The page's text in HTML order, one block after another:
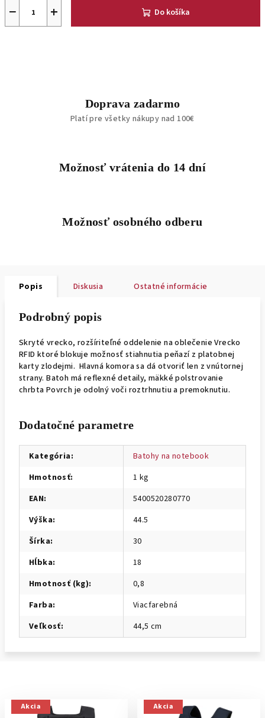
+
− Do košíka
Doprava zadarmo
Platí pre všetky nákupy nad 100€
Možnosť vrátenia do 14 dní
Možnosť osobného odberu
Popis Diskusia Ostatné informácie
Podrobný popis
Skryté vrecko, rozšíriteľné oddelenie na oblečenie Vrecko
RFID ktoré blokuje možnosť stiahnutia peňazí z platobnej
karty zlodejmi. Hlavná komora sa dá otvoriť len z vnútornej
strany. Batoh má reflexné detaily, mäkké polstrovanie
chrbta Povrch je odolný voči roztrhnutiu a premoknutiu.
Dodatočné parametre
Kategória:
Batohy na notebook
Hmotnosť:
1 kg
EAN:
5400520280770
Výška:
44.5
Šírka:
30
Hĺbka:
18
Hmotnosť (kg):
0,8
Farba:
Viacfarebná
Veľkosť: 44,5 cm
Akcia Akcia